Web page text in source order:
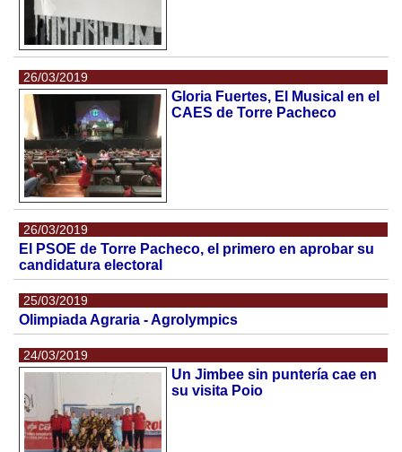
26/03/2019
Gloria Fuertes, El Musical en el
CAES de Torre Pacheco
26/03/2019
El PSOE de Torre Pacheco, el primero en aprobar su
candidatura electoral
25/03/2019
Olimpiada Agraria - Agrolympics
24/03/2019
Un Jimbee sin puntería cae en
su visita Poio